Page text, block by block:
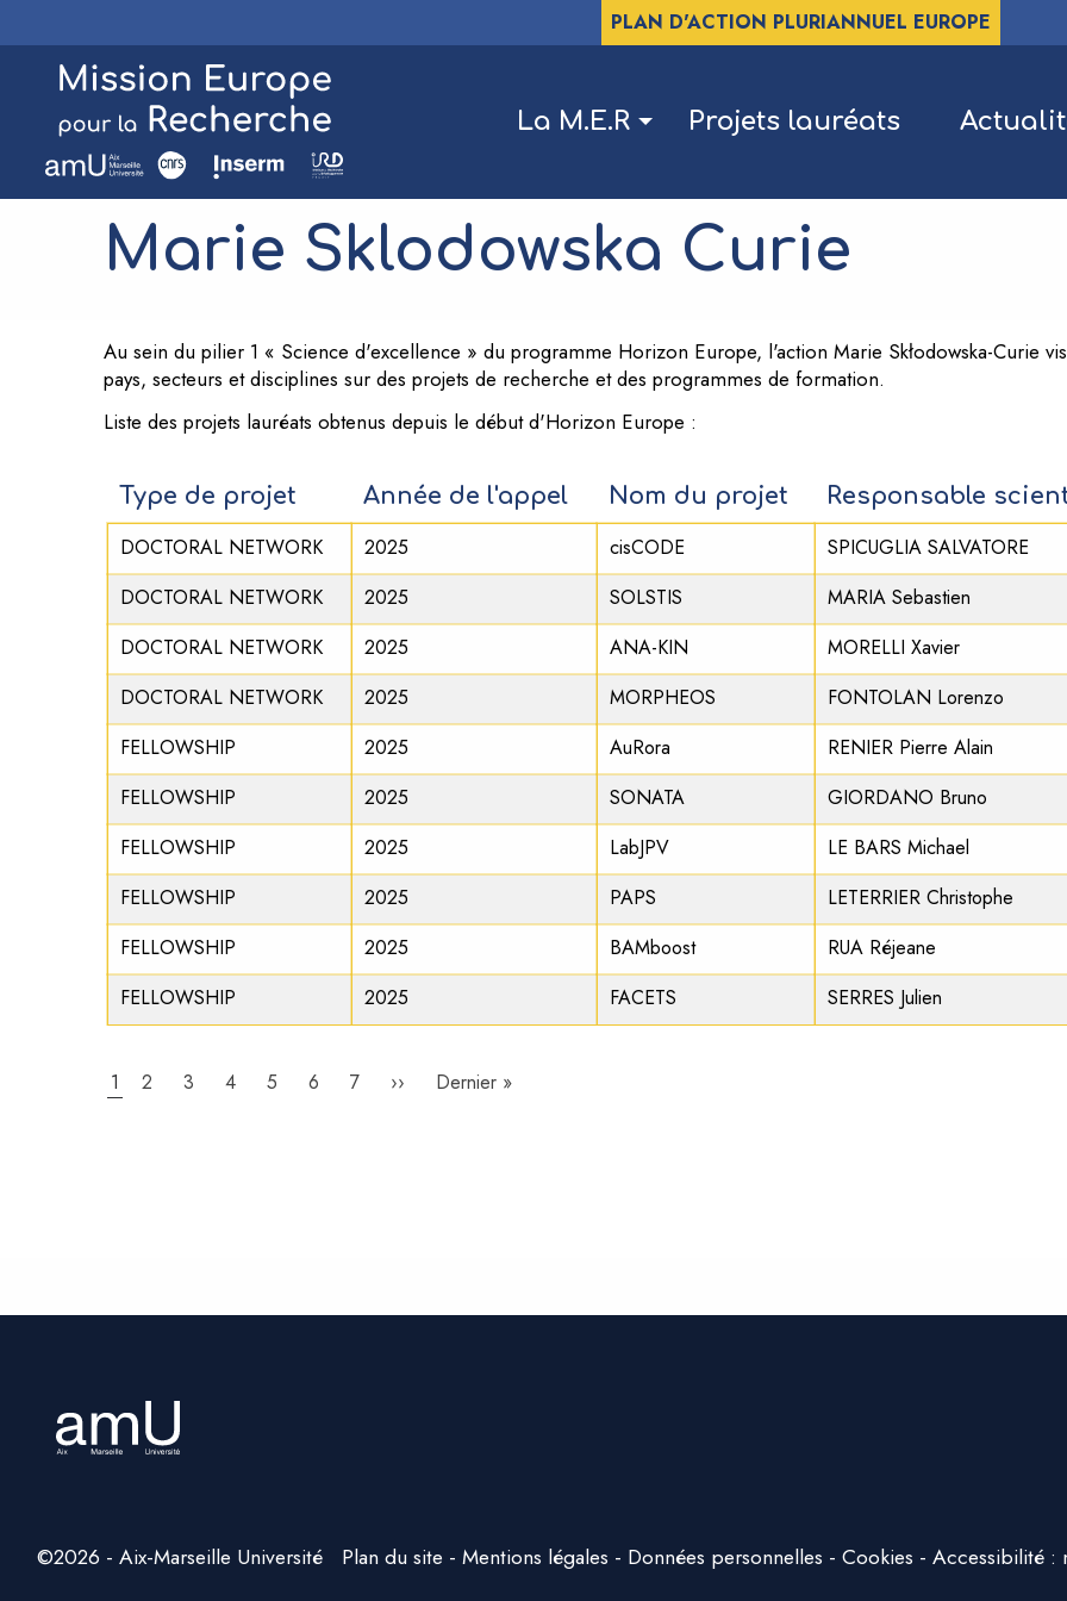
au
contenu
principal
La M.E.R Projets lauréats
PLAN D'ACTION PLURIANNUEL EUROPE
Marie Sklodowska Curie
Au sein du pilier 1 « Science d'excellence » du programme Horizon Europe, l'action Marie Skłodowska-Curie
pays, secteurs et disciplines sur des projets de recherche et des programmes de formation.
Liste des projets lauréats obtenus depuis le début d'Horizon Europe :
Type de projet Année de l'appel Nom du projet Responsable
DOCTORAL NETWORK
2025 cisCODE SPICUGLIASALVATORE
DOCTORAL NETWORK
2025 SOLSTIS MARIASebastien
DOCTORAL NETWORK
2025 ANA-KIN MORELLI Xavier
DOCTORAL NETWORK
2025 MORPHEOS FONTOLAN Lorenzo
FELLOWSHIP
2025 AuRora RENIERPierre Alain
FELLOWSHIP
2025 SONATA GIORDANO Bruno
FELLOWSHIP
2025 LabJPV LE BARS Michael
FELLOWSHIP
2025 PAPS LETERRIERChristophe
FELLOWSHIP
2025 BAMboost RUARéjeane
FELLOWSHIP
2025 FACETS SERRES Julien
Page
1 Page
2 Page
3 Page
4 Page
5 Page
6 Page
7
Page
››
Dernière
Dernier »
©2026 - Aix-Marseille Université Plan du site Mentions légales Données personnelles Cookies Accessibilité :